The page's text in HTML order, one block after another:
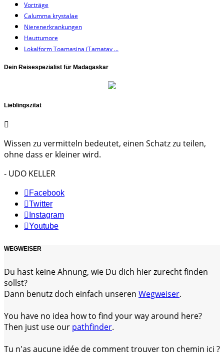
Vorträge
Calumma krystalae
Nierenerkrankungen
Hauttumore
Lokalform Toamasina (Tamatav ...
Dein Reisespezialist für Madagaskar
Lieblingszitat
Wissen zu vermitteln bedeutet, einen Schatz zu teilen,
ohne dass er kleiner wird.
- UDO KELLER
Facebook
Twitter
Instagram
Youtube
WEGWEISER
Du hast keine Ahnung, wie Du dich hier zurecht finden
sollst?
Dann benutz doch einfach unseren Wegweiser.
You have no idea how to find your way around here?
Then just use our pathfinder.
Tu n'as aucune idée de comment trouver ton chemin ici ?